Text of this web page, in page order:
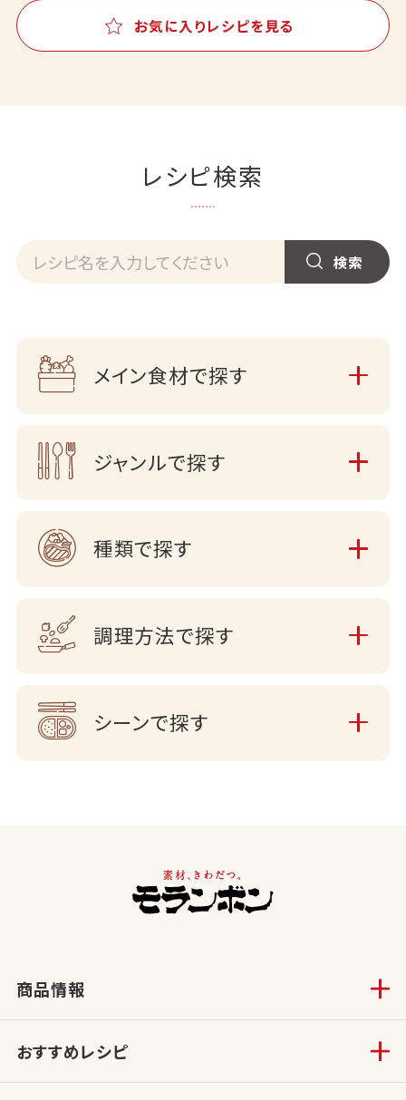
お気に入りレシピを見る
レシピ検索
メイン食材で探す
ジャンルで探す
種類で探す
調理方法で探す
シーンで探す
商品情報
おすすめレシピ